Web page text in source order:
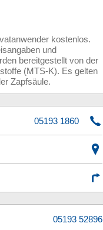
kostenlos.
und
bereitgestellt von der
(MTS-K). Es gelten
Zapfsäule.